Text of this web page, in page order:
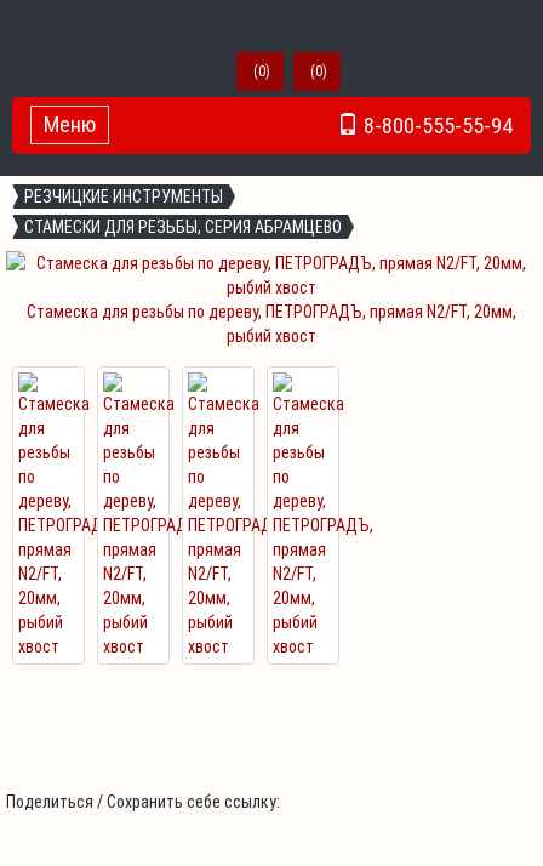
(0) (0)
8-800-555-55-94
Toggle Navigation
Меню
РЕЗЧИЦКИЕ ИНСТРУМЕНТЫ
СТАМЕСКИ ДЛЯ РЕЗЬБЫ, СЕРИЯ АБРАМЦЕВО
Стамеска для резьбы по дереву, ПЕТРОГРАДЪ, прямая N2/FT, 20мм,
рыбий хвост
Поделиться / Сохранить себе ссылку: